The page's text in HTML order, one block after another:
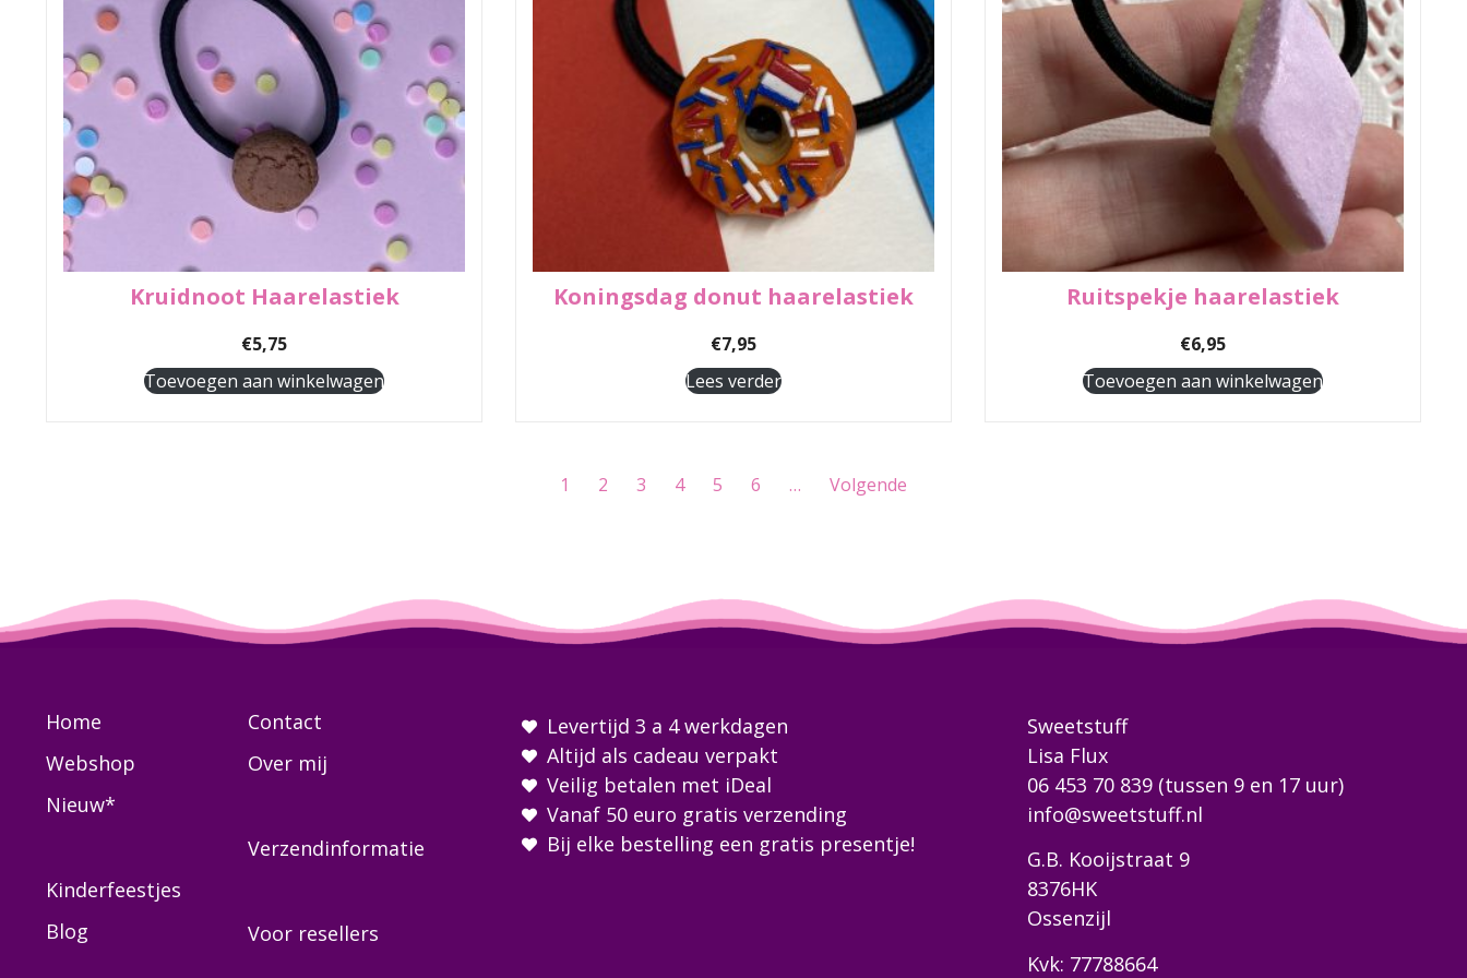
Kruidnoot Haarelastiek
€5,75
Toevoegen aan winkelwagen
Koningsdag donut haarelastiek
€7,95
Lees verder
Ruitspekje haarelastiek
€6,95
Toevoegen aan winkelwagen
1 2 3 4 5 6 … Volgende
Home
Webshop
Nieuw*
Kinderfeestjes
Blog
Contact
Over mij
Verzendinformatie
Voor resellers
Levertijd 3 a 4 werkdagen
Altijd als cadeau verpakt
Veilig betalen met iDeal
Vanaf 50 euro gratis verzending
Bij elke bestelling een gratis presentje!
Sweetstuff
Lisa Flux
06 453 70 839(tussen 9 en 17 uur)
info@sweetstuff.nl
G.B. Kooijstraat 9
8376HK
Ossenzijl
Kvk: 77788664